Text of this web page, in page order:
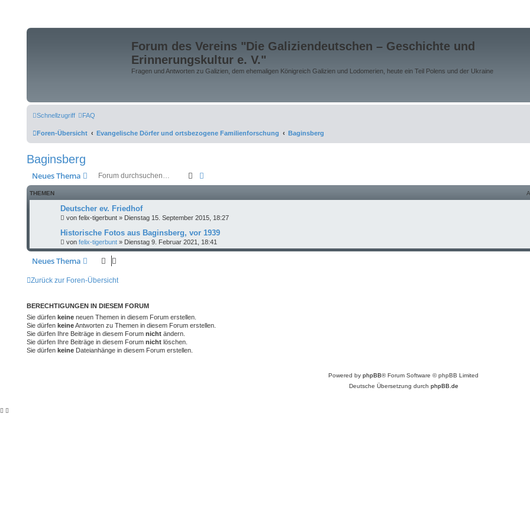
Forum des Vereins "Die Galiziendeutschen – Geschichte und
Erinnerungskultur e. V."
Fragen und Antworten zu Galizien, dem ehemaligen Königreich Galizien und Lodomerien, heute ein Teil Polens und der Ukraine
Schnellzugriff FAQ
Foren-Übersicht Evangelische Dörfer und ortsbezogene Familienforschung Baginsberg
Baginsberg
Neues Thema Suche
THEMEN
Deutscher ev. Friedhof
von felix-tigerbunt » Dienstag 15. September 2015, 18:27
Historische Fotos aus Baginsberg, vor 1939
von felix-tigerbunt » Dienstag 9. Februar 2021, 18:41
Neues Thema
Zurück zur Foren-Übersicht
BERECHTIGUNGEN IN DIESEM FORUM
Sie dürfen keine neuen Themen in diesem Forum erstellen.
Sie dürfen keineAntworten zu Themen in diesem Forum erstellen.
Sie dürfen Ihre Beiträge in diesem Forum nicht ändern.
Sie dürfen Ihre Beiträge in diesem Forum nicht löschen.
Sie dürfen keine Dateianhänge in diesem Forum erstellen.
Powered by phpBB® Forum Software © phpBB Limited
Deutsche Übersetzung durch phpBB.de